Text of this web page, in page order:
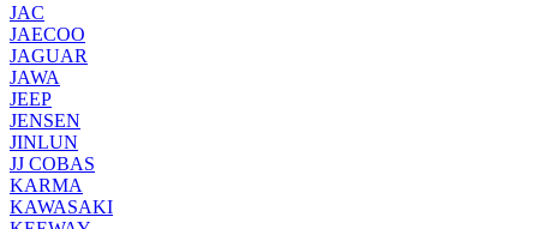
JAC
JAECOO
JAGUAR
JAWA
JEEP
JENSEN
JINLUN
JJ COBAS
KARMA
KAWASAKI